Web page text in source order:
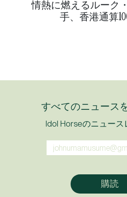
情熱に燃えるルーク
手、香港通算
すべてのニュース
Idol Horseのニュー